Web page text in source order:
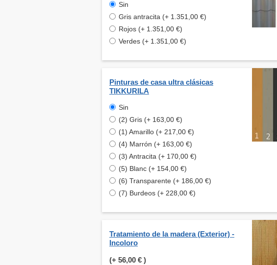
Sin
Gris antracita (+ 1.351,00 €)
Rojos (+ 1.351,00 €)
Verdes (+ 1.351,00 €)
Pinturas de casa ultra clásicas
TIKKURILA
Sin
(2) Gris (+ 163,00 €)
(1) Amarillo (+ 217,00 €)
(4) Marrón (+ 163,00 €)
(3) Antracita (+ 170,00 €)
(5) Blanc (+ 154,00 €)
(6) Transparente (+ 186,00 €)
(7) Burdeos (+ 228,00 €)
Tratamiento de la madera (Exterior) -
Incoloro
(+ 56,00 € )